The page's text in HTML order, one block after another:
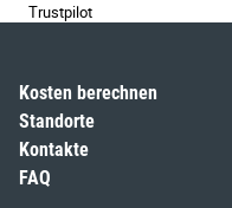
Trustpilot
Kosten berechnen
Standorte
Kontakte
FAQ